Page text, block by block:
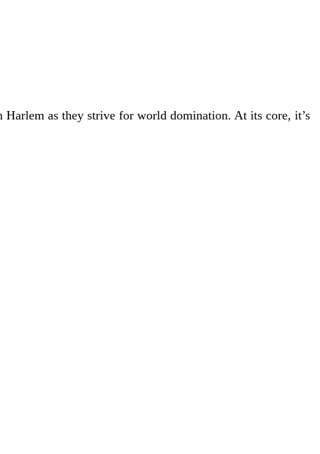
as they strive for world domination. At its core, it’s